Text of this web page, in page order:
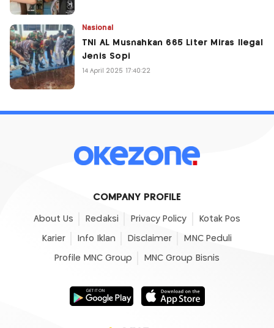
Nasional
TNI AL Musnahkan 665 Liter Miras Ilegal
Jenis Sopi
14 April 2025 17:40:22
COMPANY PROFILE
About Us Redaksi Privacy Policy Kotak Pos
Karier Info Iklan Disclaimer MNC Peduli
Profile MNC Group MNC Group Bisnis